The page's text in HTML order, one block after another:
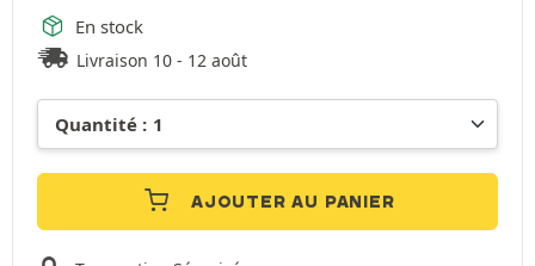
En stock
Livraison 10 - 12 août
AJOUTER AU PANIER